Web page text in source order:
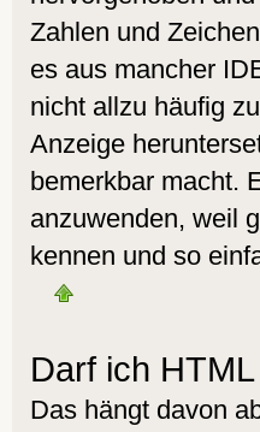
Zahlen und
es aus mancher
nicht allzu häufig
Anzeige
bemerkbar macht.
anzuwenden, weil
kennen und so
Darf ich
Das hängt davon